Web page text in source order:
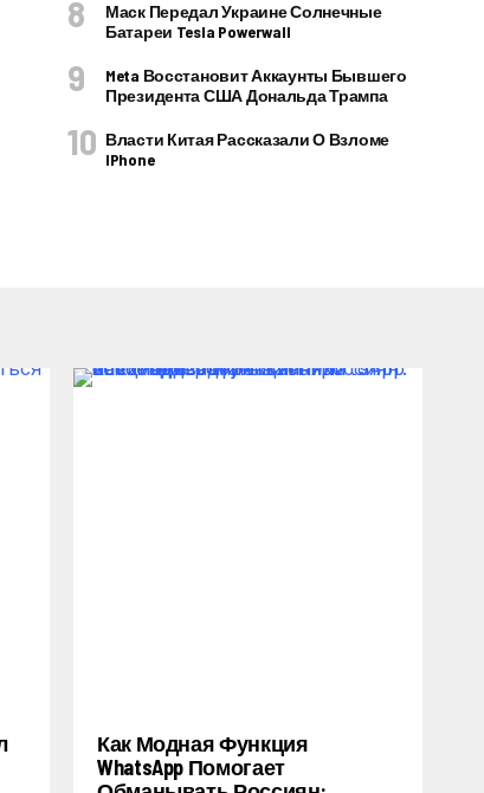
Маск Передал Украине Солнечные
Батареи Tesla Powerwall
Meta Восстановит Аккаунты Бывшего
Президента США Дональда Трампа
Власти Китая Рассказали О Взломе
IPhone
Как Модная Функция
WhatsApp Помогает